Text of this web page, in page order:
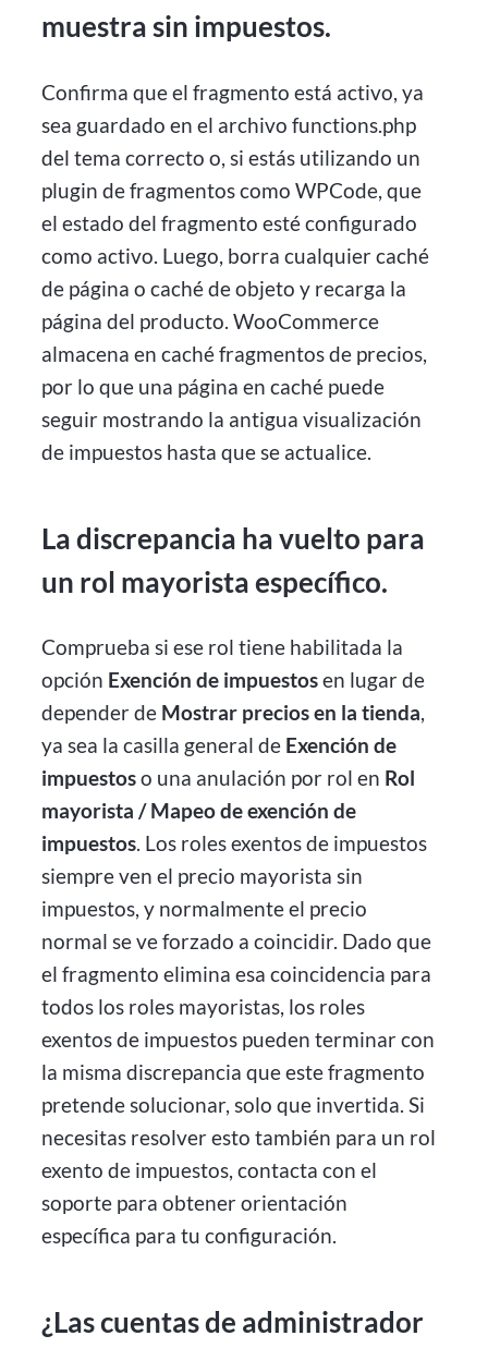
muestra sin impuestos.
Confirma que el fragmento está activo, ya
sea guardado en el archivo functions.php
del tema correcto o, si estás utilizando un
plugin de fragmentos como WPCode, que
el estado del fragmento esté configurado
como activo. Luego, borra cualquier caché
de página o caché de objeto y recarga la
página del producto. WooCommerce
almacena en caché fragmentos de precios,
por lo que una página en caché puede
seguir mostrando la antigua visualización
de impuestos hasta que se actualice.
La discrepancia ha vuelto para
un rol mayorista específico.
Comprueba si ese rol tiene habilitada la
opción Exención de impuestosen lugar de
depender de Mostrar precios en la tienda,
ya sea la casilla general de Exención de
impuestoso una anulación por rol en Rol
mayorista / Mapeo de exención de
impuestos. Los roles exentos de impuestos
siempre ven el precio mayorista sin
impuestos, y normalmente el precio
normal se ve forzado a coincidir. Dado que
el fragmento elimina esa coincidencia para
todos los roles mayoristas, los roles
exentos de impuestos pueden terminar con
la misma discrepancia que este fragmento
pretende solucionar, solo que invertida. Si
necesitas resolver esto también para un rol
exento de impuestos, contacta con el
soporte para obtener orientación
específica para tu configuración.
¿Las cuentas de administrador